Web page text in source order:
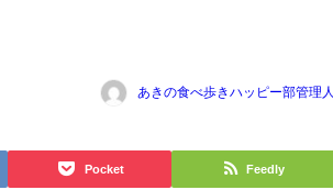
あきの食べ歩きハッピー部管理人
Pocket Feedly